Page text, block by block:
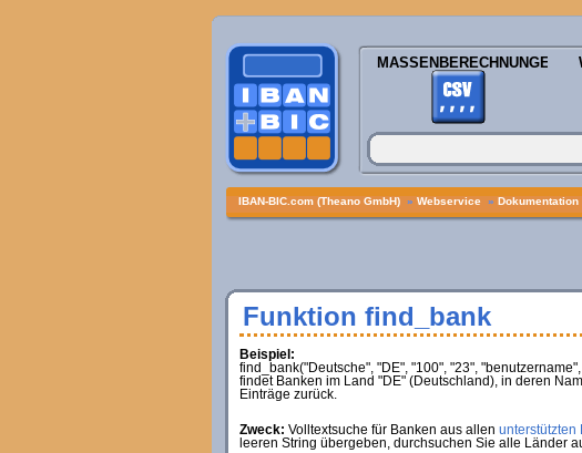
MASSENBERECHNUNGEN
IBAN-BIC.com (Theano GmbH) » Webservice » Dokumentation
Funktion find_bank
Beispiel:
find_bank("Deutsche", "DE", "100", "23",
findet Banken im Land "DE" (Deutschland), in deren
Einträge zurück.
Zweck: Volltextsuche für Banken aus allen unterstützten
leeren String übergeben, durchsuchen Sie alle Länder